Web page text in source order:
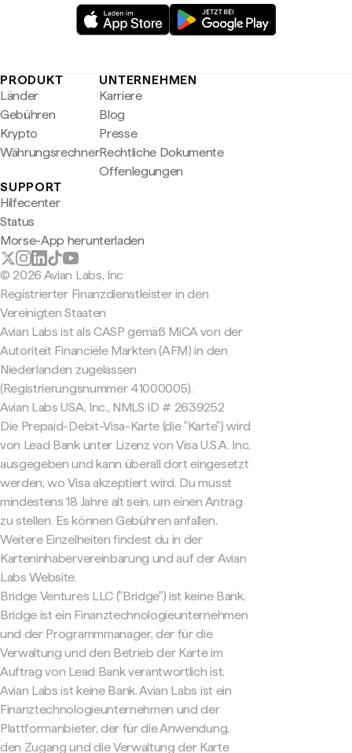
PRODUKT
Länder
Gebühren
Krypto
Währungsrechner
UNTERNEHMEN
Karriere
Blog
Presse
Rechtliche Dokumente
Offenlegungen
SUPPORT
Hilfecenter
Status
Morse-App herunterladen
© 2026 Avian Labs, Inc
Registrierter Finanzdienstleister in den
Vereinigten Staaten
Avian Labs ist als CASP gemäß MiCA von der
Autoriteit Financiële Markten (AFM) in den
Niederlanden zugelassen
(Registrierungsnummer 41000005).
Avian Labs USA, Inc., NMLS ID # 2639252
Die Prepaid-Debit-Visa-Karte (die "Karte") wird
von Lead Bank unter Lizenz von Visa U.S.A. Inc.
ausgegeben und kann überall dort eingesetzt
werden, wo Visa akzeptiert wird. Du musst
mindestens 18 Jahre alt sein, um einen Antrag
zu stellen. Es können Gebühren anfallen.
Weitere Einzelheiten findest du in der
Karteninhabervereinbarung und auf der Avian
Labs Website.
Bridge Ventures LLC ("Bridge") ist keine Bank.
Bridge ist ein Finanztechnologieunternehmen
und der Programmmanager, der für die
Verwaltung und den Betrieb der Karte im
Auftrag von Lead Bank verantwortlich ist.
Avian Labs ist keine Bank. Avian Labs ist ein
Finanztechnologieunternehmen und der
Plattformanbieter, der für die Anwendung,
den Zugang und die Verwaltung der Karte